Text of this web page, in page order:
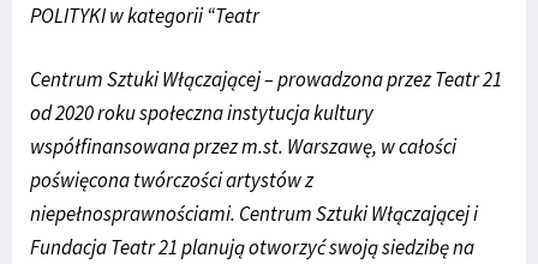
POLITYKI w kategorii “Teatr
Centrum Sztuki Włączającej – prowadzona przez Teatr 21
od 2020 roku społeczna instytucja kultury
współfinansowana przez m.st. Warszawę, w całości
poświęcona twórczości artystów z
niepełnosprawnościami. Centrum Sztuki Włączającej i
Fundacja Teatr 21 planują otworzyć swoją siedzibę na